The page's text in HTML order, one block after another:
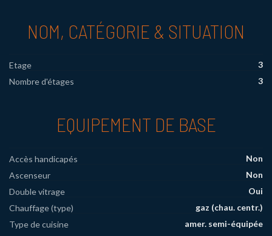
NOM, CATÉGORIE & SITUATION
Etage
3
Nombre d'étages
3
EQUIPEMENT DE BASE
Accès handicapés
Non
Ascenseur
Non
Double vitrage
Oui
Chauffage (type)
gaz (chau. centr.)
Type de cuisine
amer. semi-équipée